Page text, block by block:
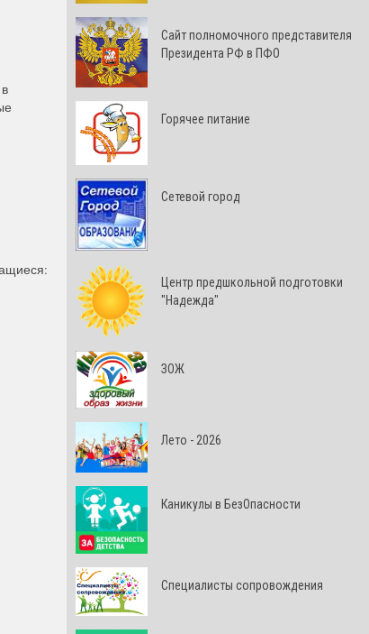
Cайт полномочного представителя
Президента РФ в ПФО
Горячее питание
Сетевой город
Центр предшкольной подготовки
"Надежда"
ЗОЖ
Лето - 2026
Каникулы в БезОпасности
Специалисты сопровождения